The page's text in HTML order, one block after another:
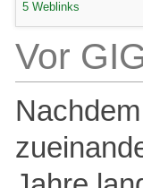
5 Weblinks
Vor